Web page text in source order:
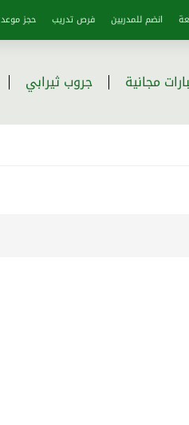
انضم للمدربين فرص تدريب حجز موعد
مجانية جروب ثيرابي